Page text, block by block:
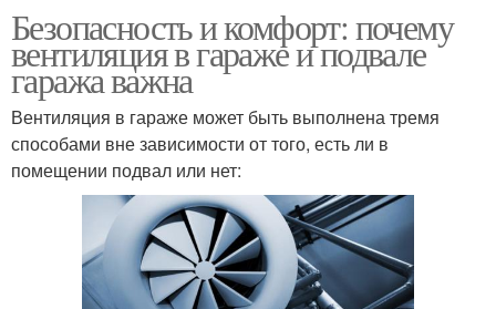
Безопасность и комфорт: почему
вентиляция в гараже и подвале
гаража важна
Вентиляция в гараже может быть выполнена тремя
способами вне зависимости от того, есть ли в
помещении подвал или нет: